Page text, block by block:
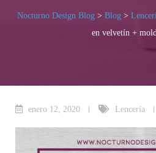
Nocturno Design Blog > Blog >
en velvetín +
enero 12, 2020 Lencería